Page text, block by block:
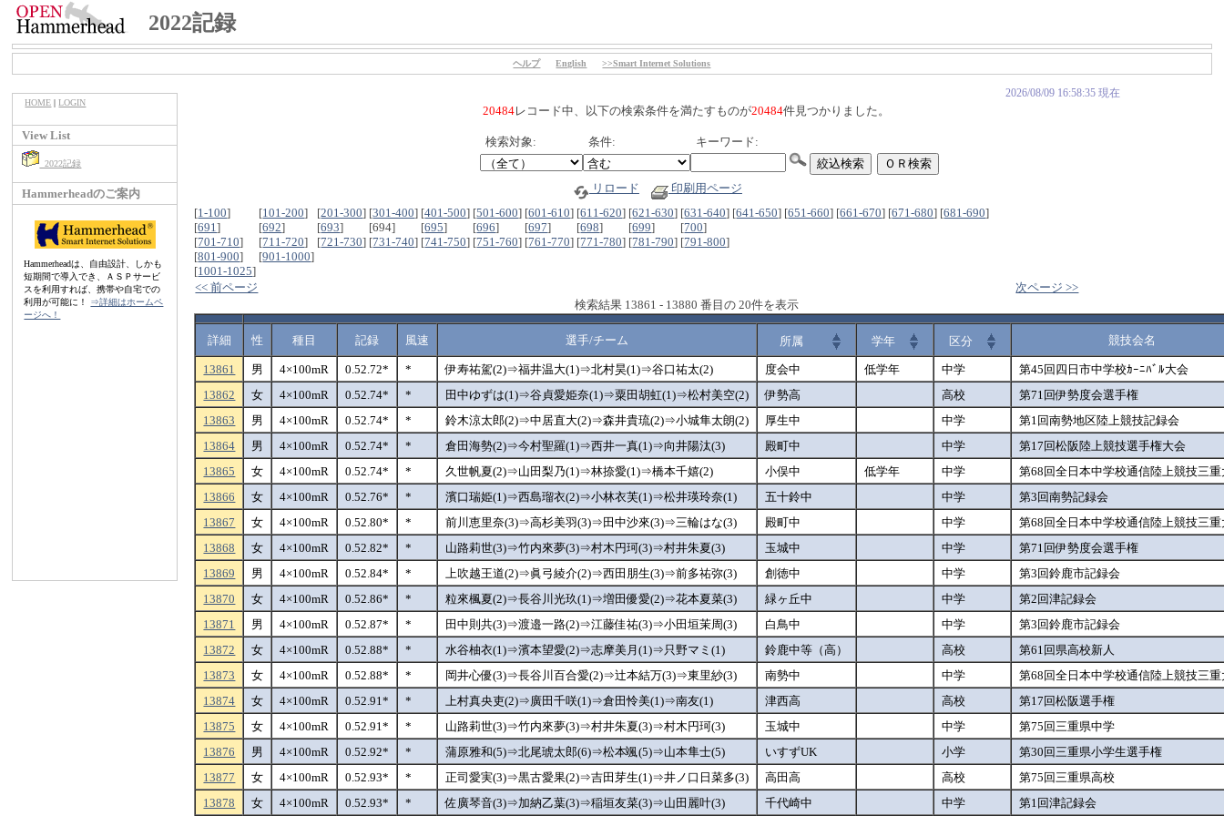
2022記録
ヘルプ English >>Smart Internet Solutions
HOME |LOGIN
View List
2022記録
Hammerheadのご案内
Hammerheadは、自由設計、しかも
短期間で導入でき、ＡＳＰサービ
スを利用すれば、携帯や自宅での
利用が可能に！ ⇒詳細はホームペ
ージへ！
2026/08/09 16:58:35 現在
20484レコード中、以下の検索条件を満たすものが20484件見つかりました。
検索対象: 条件: キーワード:
リロード
印刷用ページ
[1-100] [101-200] [201-300] [301-400] [401-500] [501-600] [601-610] [611-620] [621-630] [631-640] [641-650] [651-660] [661-670] [671-680] [681-690]
[691] [692] [693] [694] [695] [696] [697] [698] [699] [700]
[701-710] [711-720] [721-730] [731-740] [741-750] [751-760] [761-770] [771-780] [781-790] [791-800]
[801-900] [901-1000]
[1001-1025]
<< 前ページ
次ページ >>
検索結果 13861 - 13880 番目の 20件を表示
詳細 性 種目 記録 風速 選手/チーム 所属 学年 区分 競技会名
13861 男 4×100mR 0.52.72* * 伊寿祐駕(2)⇒福井温大(1)⇒北村昊(1)⇒谷口祐太(2) 度会中 低学年 中学
第45回四日市中学校ｶｰﾆﾊﾞﾙ大会
13862
女 4×100mR 0.52.74* * 田中ゆずは(1)⇒谷貞愛姫奈(1)⇒粟田胡虹(1)⇒松村美空(2) 伊勢高 高校
第71回伊勢度会選手権
13863
男 4×100mR 0.52.74* * 鈴木涼太郎(2)⇒中居直大(2)⇒森井貴琉(2)⇒小城隼太朗(2) 厚生中 中学
第1回南勢地区陸上競技記録会
13864
男 4×100mR 0.52.74* * 倉田海勢(2)⇒今村聖羅(1)⇒西井一真(1)⇒向井陽汰(3) 殿町中 中学
第17回松阪陸上競技選手権大会
13865
女 4×100mR 0.52.74* * 久世帆夏(2)⇒山田梨乃(1)⇒林捺愛(1)⇒橋本千嬉(2) 小俣中 低学年 中学
第68回全日本中学校通信陸上競技三
13866
女 4×100mR 0.52.76* * 濱口瑞姫(1)⇒西島瑠衣(2)⇒小林衣芙(1)⇒松井瑛玲奈(1) 五十鈴中 中学
第3回南勢記録会
13867
女 4×100mR 0.52.80* * 前川恵里奈(3)⇒高杉美羽(3)⇒田中沙來(3)⇒三輪はな(3) 殿町中 中学
第68回全日本中学校通信陸上競技三
13868
女 4×100mR 0.52.82* * 山路莉世(3)⇒竹内來夢(3)⇒村木円珂(3)⇒村井朱夏(3) 玉城中 中学
第71回伊勢度会選手権
13869
男 4×100mR 0.52.84* * 上吹越王道(2)⇒眞弓綾介(2)⇒西田朋生(3)⇒前多祐弥(3) 創徳中 中学
第3回鈴鹿市記録会
13870
女 4×100mR 0.52.86* * 粒來楓夏(2)⇒長谷川光玖(1)⇒増田優愛(2)⇒花本夏菜(3) 緑ヶ丘中 中学
第2回津記録会
13871
男 4×100mR 0.52.87* * 田中則共(3)⇒渡邉一路(2)⇒江藤佳祐(3)⇒小田垣茉周(3) 白鳥中 中学
第3回鈴鹿市記録会
13872
女 4×100mR 0.52.88* * 水谷柚衣(1)⇒濱本望愛(2)⇒志摩美月(1)⇒只野マミ(1) 鈴鹿中等（高） 高校
第61回県高校新人
13873
女 4×100mR 0.52.88* * 岡井心優(3)⇒長谷川百合愛(2)⇒辻本結万(3)⇒東里紗(3) 南勢中 中学
第68回全日本中学校通信陸上競技三
13874
女 4×100mR 0.52.91* * 上村真央吏(2)⇒廣田千咲(1)⇒倉田怜美(1)⇒南友(1) 津西高 高校
第17回松阪選手権
13875
女 4×100mR 0.52.91* * 山路莉世(3)⇒竹内來夢(3)⇒村井朱夏(3)⇒村木円珂(3) 玉城中 中学
第75回三重県中学
13876
男 4×100mR 0.52.92* * 蒲原雅和(5)⇒北尾琥太郎(6)⇒松本颯(5)⇒山本隼士(5) いすずUK 小学
第30回三重県小学生選手権
13877
女 4×100mR 0.52.93* * 正司愛実(3)⇒黒古愛果(2)⇒吉田芽生(1)⇒井ノ口日菜多(3) 高田高 高校
第75回三重県高校
13878
女 4×100mR 0.52.93* * 佐廣琴音(3)⇒加納乙葉(3)⇒稲垣友菜(3)⇒山田麗叶(3) 千代崎中 中学 第1回津記録会